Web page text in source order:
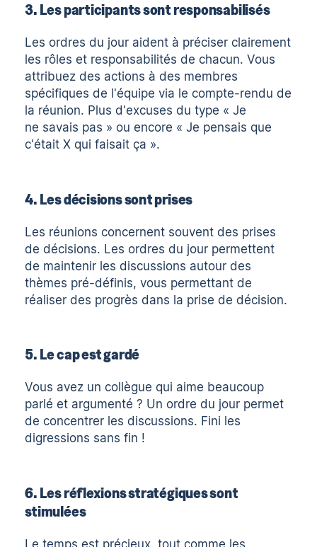
3. Les participants sont responsabilisés
Les ordres du jour aident à préciser clairement
les rôles et responsabilités de chacun. Vous
attribuez des actions à des membres
spécifiques de l'équipe via l e compte-rendu de
la réunion. Plus d'excuses du type « Je
ne savais pas » ou encore « Je pensais que
c'était X qui faisait ça ».
4. Les décisions sont prises
Les réunions concernent souvent des prises
de décisions. Les ordres du jour permettent
de maintenir les discussions autour des
thèmes pré-définis, vous permettant de
réaliser des progrès dans la prise de décision.
5. Le cap est gardé
Vous avez un collègue qui aime beaucoup
parlé et argumenté ? Un ordre du jour permet
de concentrer les discussions. Fini les
digressions sans fin !
6. Les réflexions stratégiques sont
stimulées
Le temps est précieux, tout comme les